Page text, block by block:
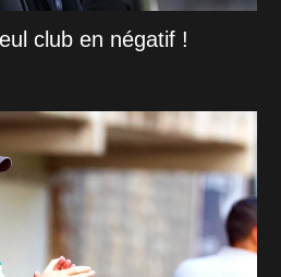
club en négatif !